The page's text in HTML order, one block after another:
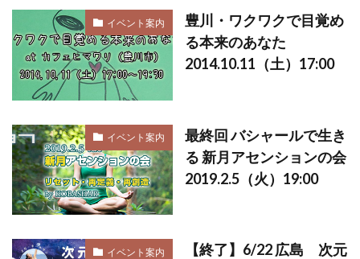
イベント案内
豊川・ワクワクで目覚め
る本来のあなた
2014.10.11（土）17:00
イベント案内
最終回 バシャールで生き
る 新月アセンションの会
2019.2.5（火）19:00
イベント案内
【終了】6/22 広島 次元